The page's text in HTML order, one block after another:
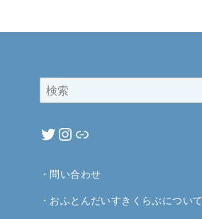
・ 問い合わせ
・ おふとんだいすきくらぶについて